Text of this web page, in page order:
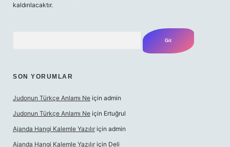
kaldırılacaktır.
SON YORUMLAR
Judonun Türkçe Anlamı Ne için admin
Judonun Türkçe Anlamı Ne için Ertuğrul
Ajanda Hangi Kalemle Yazılır için admin
Ajanda Hangi Kalemle Yazılır için Deli